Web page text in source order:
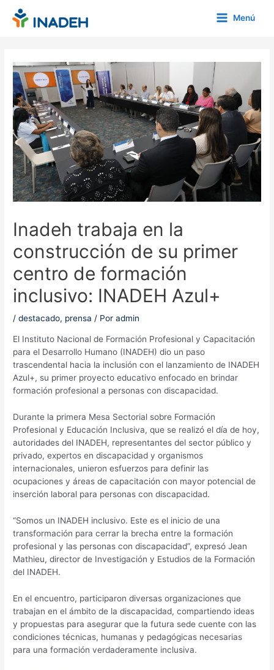
Menú
Inadeh trabaja en la
construcción de su primer
centro de formación
inclusivo: INADEH Azul+
/destacado, prensa / Poradmin
El Instituto Nacional de Formación Profesional y Capacitación
para el Desarrollo Humano (INADEH) dio un paso
trascendental hacia la inclusión con el lanzamiento de INADEH
Azul+, su primer proyecto educativo enfocado en brindar
formación profesional a personas con discapacidad.
Durante la primera Mesa Sectorial sobre Formación
Profesional y Educación Inclusiva, que se realizó el día de hoy,
autoridades del INADEH, representantes del sector público y
privado, expertos en discapacidad y organismos
internacionales, unieron esfuerzos para definir las
ocupaciones y áreas de capacitación con mayor potencial de
inserción laboral para personas con discapacidad.
“Somos un INADEH inclusivo. Este es el inicio de una
transformación para cerrar la brecha entre la formación
profesional y las personas con discapacidad”, expresó Jean
Mathieu, director de Investigación y Estudios de la Formación
del INADEH.
En el encuentro, participaron diversas organizaciones que
trabajan en el ámbito de la discapacidad, compartiendo ideas
y propuestas para asegurar que la futura sede cuente con las
condiciones técnicas, humanas y pedagógicas necesarias
para una formación verdaderamente inclusiva.